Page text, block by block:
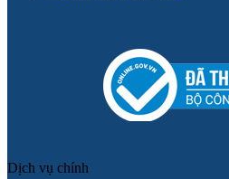
Dịch vụ chính